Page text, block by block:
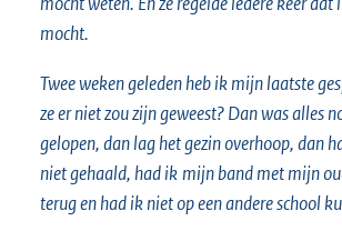
mocht.
Twee weken geleden heb ik mijn laatste
ze er niet zou zijn geweest? Dan was alles
gelopen, dan lag het gezin overhoop, dan
niet gehaald, had ik mijn band met mijn
terug en had ik niet op een andere school